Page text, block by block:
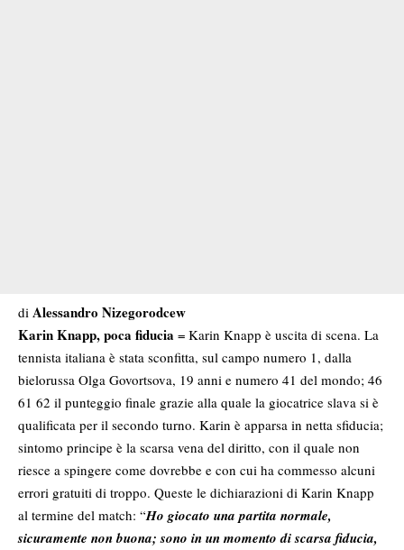
di Alessandro Nizegorodcew
Karin Knapp, poca fiducia = Karin Knapp è uscita di scena. La
tennista italiana è stata sconfitta, sul campo numero 1, dalla
bielorussa Olga Govortsova, 19 anni e numero 41 del mondo; 46
61 62 il punteggio finale grazie alla quale la giocatrice slava si è
qualificata per il secondo turno. Karin è apparsa in netta sfiducia;
sintomo principe è la scarsa vena del diritto, con il quale non
riesce a spingere come dovrebbe e con cui ha commesso alcuni
errori gratuiti di troppo. Queste le dichiarazioni di Karin Knapp
al termine del match: “Ho giocato una partita normale,
sicuramente non buona; sono in un momento di scarsa fiducia,